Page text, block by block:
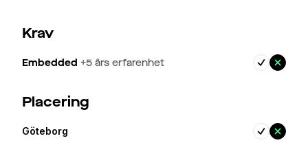
Krav
Embedded +5 års erfarenhet
Placering
Göteborg